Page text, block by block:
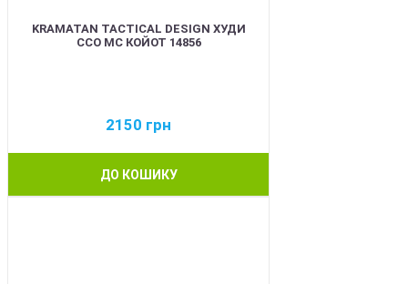
KRAMATAN TACTICAL DESIGN ХУДИ
ССО МС КОЙОТ 14856
2150 грн
ДО КОШИКУ